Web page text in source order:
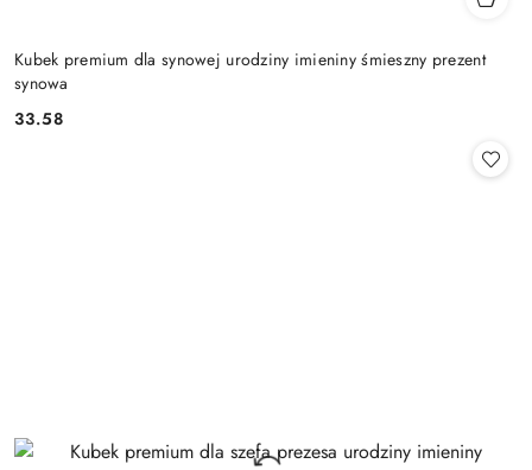
Kubek premium dla synowej urodziny imieniny śmieszny prezent
synowa
Cena:
33.58